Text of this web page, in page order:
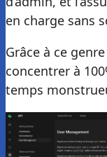
en charge sans
Grâce à ce
concentrer à
temps